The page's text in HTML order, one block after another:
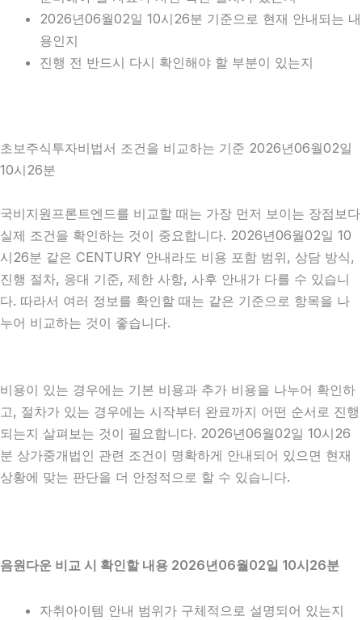
2026년06월02일 10시26분 기준으로 현재 안내되는 내
용인지
진행 전 반드시 다시 확인해야 할 부분이 있는지
초보주식투자비법서 조건을 비교하는 기준 2026년06월02일
10시26분
국비지원프론트엔드를 비교할 때는 가장 먼저 보이는 장점보다
실제 조건을 확인하는 것이 중요합니다. 2026년06월02일 10
시26분 같은 CENTURY 안내라도 비용 포함 범위, 상담 방식,
진행 절차, 응대 기준, 제한 사항, 사후 안내가 다를 수 있습니
다. 따라서 여러 정보를 확인할 때는 같은 기준으로 항목을 나
누어 비교하는 것이 좋습니다.
비용이 있는 경우에는 기본 비용과 추가 비용을 나누어 확인하
고, 절차가 있는 경우에는 시작부터 완료까지 어떤 순서로 진행
되는지 살펴보는 것이 필요합니다. 2026년06월02일 10시26
분 상가중개법인 관련 조건이 명확하게 안내되어 있으면 현재
상황에 맞는 판단을 더 안정적으로 할 수 있습니다.
음원다운 비교 시 확인할 내용 2026년06월02일 10시26분
자취아이템 안내 범위가 구체적으로 설명되어 있는지